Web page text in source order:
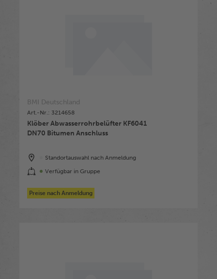
BMI Deutschland
Art.-Nr.: 3214658
Klöber Abwasserrohrbelüfter KF6041
DN70 Bitumen Anschluss
Standortauswahl nach Anmeldung
Verfügbar in Gruppe
Preise nach Anmeldung